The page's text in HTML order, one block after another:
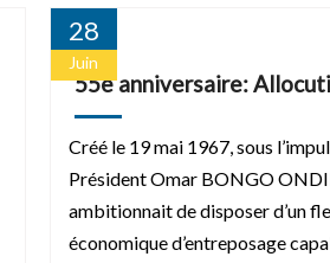
28
Juin
55e anniversaire:
Créé le 19 mai 1967, sous
Président Omar BONGO
ambitionnait de disposer d’un
économique d’entreposage